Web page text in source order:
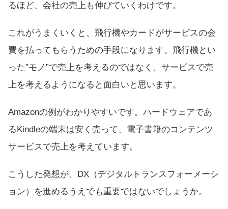
るほど、会社の売上も伸びていくわけです。
これがうまくいくと、飛行機やカードがサービスの会
費を払ってもらうための手段になります。飛行機とい
った”モノ”で売上を考えるのではなく、サービスで売
上を考えるようになると面白いと思います。
Amazonの例がわかりやすいです。ハードウェアであ
るKindleの端末は安く売って、電子書籍のコンテンツ
サービスで売上を考えています。
こうした発想が、DX（デジタルトランスフォーメーシ
ョン）を進めるうえでも重要ではないでしょうか。